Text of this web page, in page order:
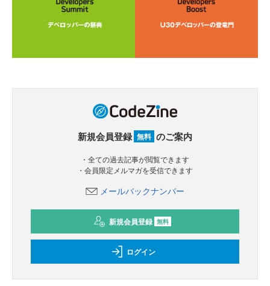
新規会員登録 無料 のご案内
・全ての過去記事が閲覧できます
・会員限定メルマガを受信できます
メールバックナンバー
新規会員登録 無料
ログイン